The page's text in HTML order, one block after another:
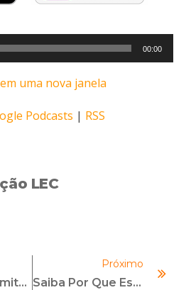
00:00
uma nova janela
Podcasts | RSS
LEC
Por Tempo Limitado: LEC Oferece Certificado Em Curso Gratuito Sobre Compliance
Próximo
Saiba Por Que Este É O Melhor Momento Para Se Certificar Em Compliance